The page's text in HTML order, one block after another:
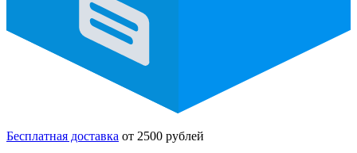
Бесплатная доставка от 2500 рублей